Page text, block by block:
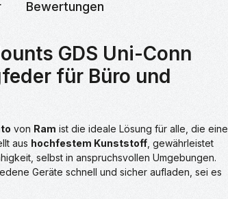
Bewertungen
GDS Uni-Conn
für Büro und
von Ram ist die ideale Lösung für alle, die eine
aus hochfestem Kunststoff , gewährleistet
selbst in anspruchsvollen Umgebungen.
Geräte schnell und sicher aufladen, sei es